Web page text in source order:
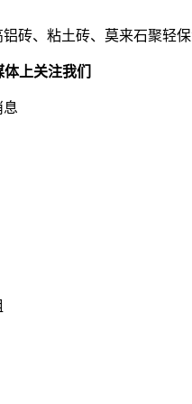
砖、粘土砖、莫来石聚轻
上关注我们
息